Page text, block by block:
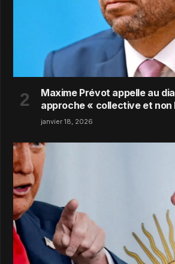
Maxime Prévot appelle au
approche « collective et non
janvier 18, 2026